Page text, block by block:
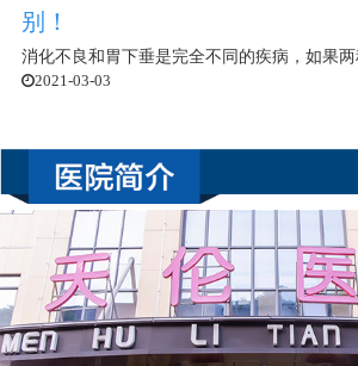
别！
消化不良和胃下垂是完全不同的疾病，如果两
2021-03-03